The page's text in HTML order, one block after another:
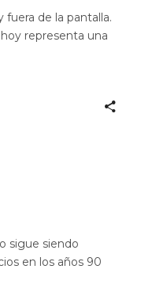
de la pantalla.
representa una
sigue siendo
en los años 90